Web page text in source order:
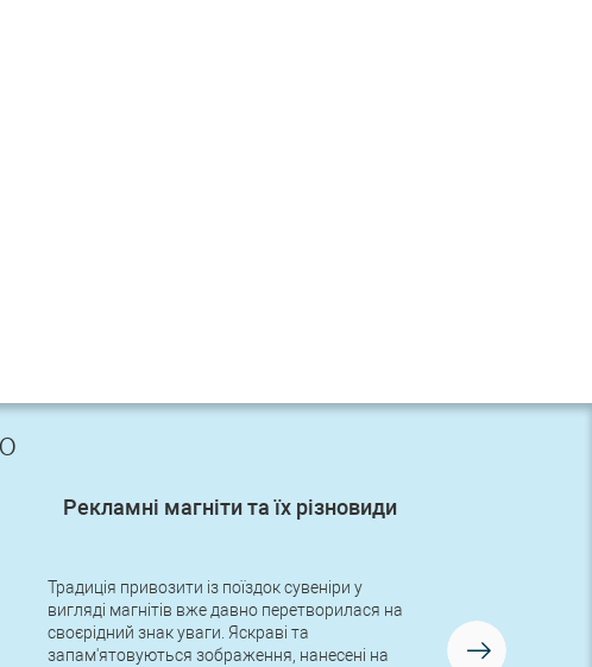
Рекламні магніти та їх різновиди
Традиція привозити із поїздок сувеніри у
вигляді магнітів вже давно перетворилася на
своєрідний знак уваги. Яскраві та
запам'ятовуються зображення, нанесені на
логотипом!
для нашого